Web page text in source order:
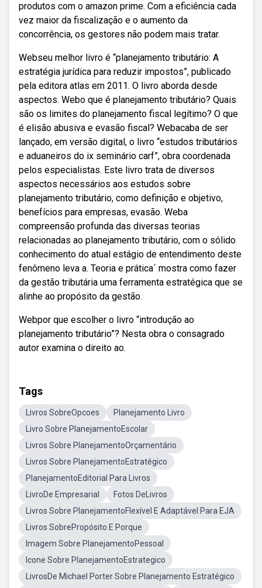
produtos com o amazon prime. Com a eficiência cada
vez maior da fiscalização e o aumento da
concorrência, os gestores não podem mais tratar.
Webseu melhor livro é “planejamento tributário: A
estratégia jurídica para reduzir impostos”, publicado
pela editora atlas em 2011. O livro aborda desde
aspectos. Webo que é planejamento tributário? Quais
são os limites do planejamento fiscal legítimo? O que
é elisão abusiva e evasão fiscal? Webacaba de ser
lançado, em versão digital, o livro “estudos tributários
e aduaneiros do ix seminário carf”, obra coordenada
pelos especialistas. Este livro trata de diversos
aspectos necessários aos estudos sobre
planejamento tributário, como definição e objetivo,
benefícios para empresas, evasão. Weba
compreensão profunda das diversas teorias
relacionadas ao planejamento tributário, com o sólido
conhecimento do atual estágio de entendimento deste
fenômeno leva a. Teoria e prática´ mostra como fazer
da gestão tributária uma ferramenta estratégica que se
alinhe ao propósito da gestão.
Webpor que escolher o livro “introdução ao
planejamento tributário”? Nesta obra o consagrado
autor examina o direito ao.
Tags
Livros SobreOpcoes
Planejamento Livro
Livro Sobre PlanejamentoEscolar
Livros Sobre PlanejamentoOrçamentário
Livros Sobre PlanejamentoEstratégico
PlanejamentoEditorial Para Livros
LivroDe Empresarial
Fotos DeLivros
Livros Sobre PlanejamentoFlexível E Adaptável Para EJA
Livros SobrePropósito E Porque
Imagem Sobre PlanejamentoPessoal
Icone Sobre PlanejamentoEstrategico
LivrosDe Michael Porter Sobre Planejamento Estratégico